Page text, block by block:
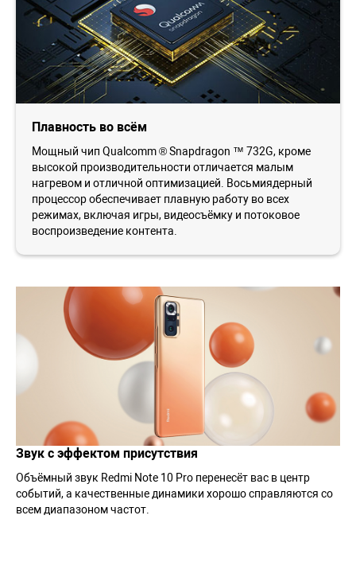
Плавность во всём
Мощный чип Qualcomm ® Snapdragon ™ 732G, кроме
высокой производительности отличается малым
нагревом и отличной оптимизацией. Восьмиядерный
процессор обеспечивает плавную работу во всех
режимах, включая игры, видеосъёмку и потоковое
воспроизведение контента.
Звук с эффектом присутствия
Объёмный звук Redmi Note 10 Pro перенесёт вас в центр
событий, а качественные динамики хорошо справляются со
всем диапазоном частот.